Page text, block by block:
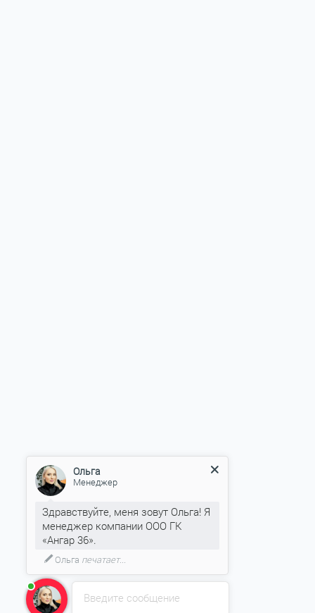
Введите сообщение
Ольга
Менеджер
Здравствуйте, меня зовут Ольга! Я
менеджер компании ООО ГК
«Ангар 36».
Ольга печатает...